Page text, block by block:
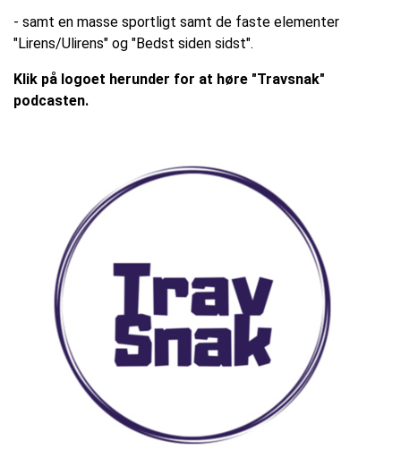
- samt en masse sportligt samt de faste elementer
"Lirens/Ulirens" og "Bedst siden sidst".
Klik på logoet herunder for at høre "Travsnak"
podcasten.